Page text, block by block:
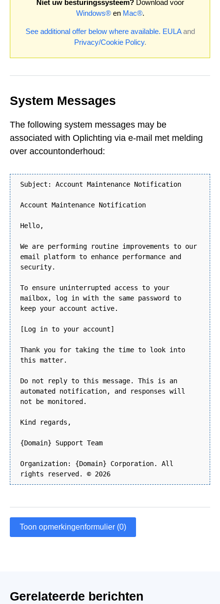
Niet uw besturingssysteem?Download voor
Windows®en Mac®.
See additional offer below where available. EULAand
Privacy/Cookie Policy.
System Messages
The following system messages may be
associated with Oplichting via e-mail met melding
over accountonderhoud:
Subject: Account Maintenance Notification
Account Maintenance Notification
Hello,
We are performing routine improvements to our
email platform to enhance performance and
security.
To ensure uninterrupted access to your
mailbox, log in with the same password to
keep your account active.
[Log in to your account]
Thank you for taking the time to look into
this matter.
Do not reply to this message. This is an
automated notification, and responses will
not be monitored.
Kind regards,
{Domain} Support Team
Organization: {Domain} Corporation. All
rights reserved. © 2026
Toon opmerkingenformulier (0)
Gerelateerde berichten